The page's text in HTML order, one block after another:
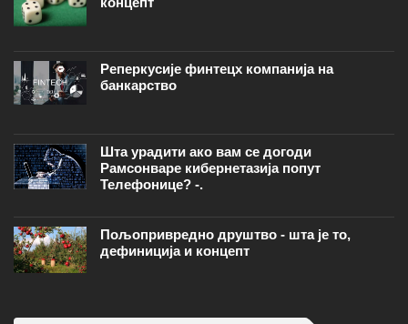
Реперкусије финтецх компанија на
банкарство
Шта урадити ако вам се догоди
Рамсонваре кибернетазија попут
Телефонице? -.
Пољопривредно друштво - шта је то,
дефиниција и концепт